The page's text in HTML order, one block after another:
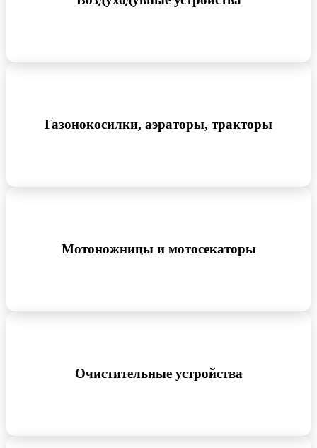
Газонокосилки, аэраторы, тракторы
Мотоножницы и мотосекаторы
Очистительные устройства